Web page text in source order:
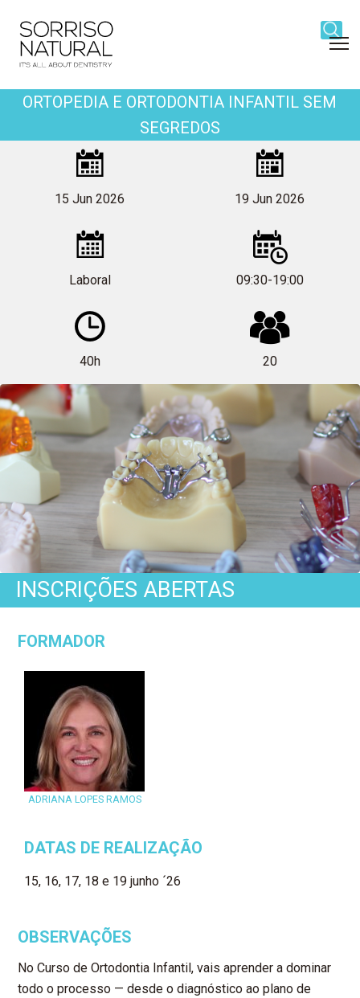
title
Ortopedia
Ortodontia
Infantil
sem
Segredos
ORTOPEDIA E ORTODONTIA INFANTIL SEM
SEGREDOS
15 Jun 2026 19 Jun 2026
Laboral 09:30-19:00
40h 20
INSCRIÇÕES ABERTAS
FORMADOR
ADRIANA LOPES RAMOS
DATAS DE REALIZAÇÃO
15, 16, 17, 18 e 19 junho ´26
OBSERVAÇÕES
No Curso de Ortodontia Infantil, vais aprender a dominar
todo o processo — desde o diagnóstico ao plano de